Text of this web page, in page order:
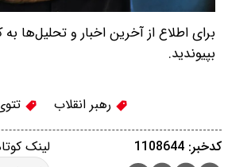
برای اطلاع از آخرین اخبار و تحلیل‌ها
بپیوندید.
رهبر انقلاب
لینک کدخبر: 1108644